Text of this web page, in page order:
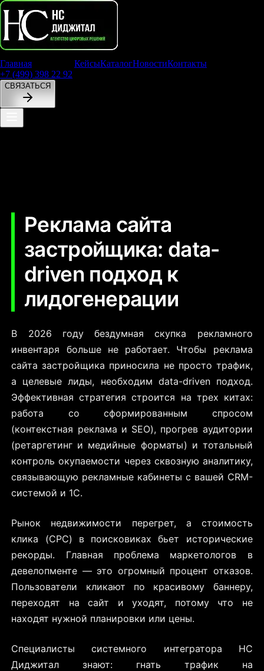
Главная КейсыКаталогНовостиКонтакты
+7 (499) 398 22 92
СВЯЗАТЬСЯ
Реклама сайта
застройщика: data-
driven подход к
лидогенерации
В 2026 году бездумная скупка рекламного
инвентаря больше не работает. Чтобы реклама
сайта застройщика приносила не просто трафик,
а целевые лиды, необходим data-driven подход.
Эффективная стратегия строится на трех китах:
работа со сформированным спросом
(контекстная реклама и SEO), прогрев аудитории
(ретаргетинг и медийные форматы) и тотальный
контроль окупаемости через сквозную аналитику,
связывающую рекламные кабинеты с вашей CRM-
системой и 1С.
Рынок недвижимости перегрет, а стоимость
клика (CPC) в поисковиках бьет исторические
рекорды. Главная проблема маркетологов в
девелопменте — это огромный процент отказов.
Пользователи кликают по красивому баннеру,
переходят на сайт и уходят, потому что не
находят нужной планировки или цены.
Специалисты системного интегратора НС
Диджитал знают: гнать трафик на